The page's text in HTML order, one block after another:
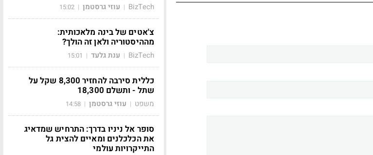
BizTech
| עוזי גרסטמן |
15:02
צ'אטים של בינה מלאכותית:
מההיסטוריה ולאן זה הולך?
BizTech
| ענת גלעד |
15:01
כללית סירבה להחזיר 8,300 שקל על
שתל - ותשלם 18,300
משפט | עוזי גרסטמן |
14:58
סופר אל ניניו בדרך: התרחיש שמדאיג
את הכלכלנים ומאיים להצית גל
התייקרויות עולמי